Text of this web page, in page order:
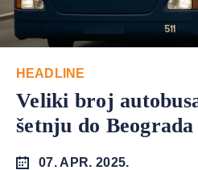
HEADLINE
Veliki broj
šetnju do
07. APR. 2025.